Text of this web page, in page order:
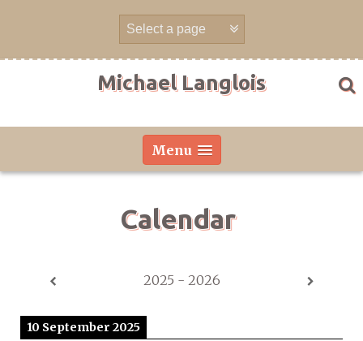
Michael Langlois
Menu
Calendar
2025 - 2026
10 September 2025